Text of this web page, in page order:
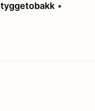
tyggetobakk •